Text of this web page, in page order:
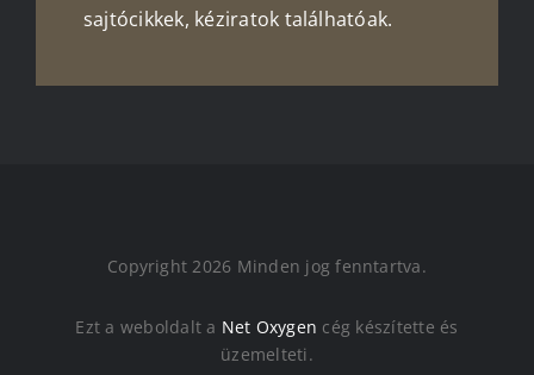
sajtócikkek, kéziratok találhatóak.
Copyright 2026 Minden jog fenntartva.
Ezt a weboldalt a Net Oxygen cég készítette és
üzemelteti.